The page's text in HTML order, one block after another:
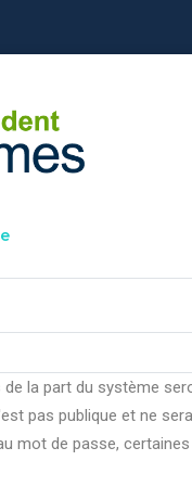
de la part du système
pas publique et ne sera
mot de passe, certaines